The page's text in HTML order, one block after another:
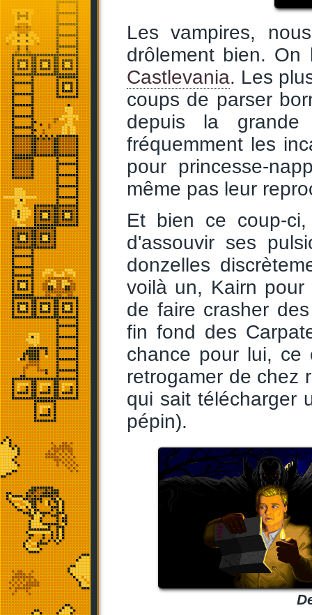
Les vampires,
drôlement bien.
Castlevania. Les
coups de parser
depuis la
fréquemment les
pour princesse-
même pas leur
Et bien ce coup-
d'assouvir ses
donzelles
voilà un, Kairn
de faire crasher
fin fond des
chance pour lui, ce
retrogamer de chez
qui sait télécharger
pépin).